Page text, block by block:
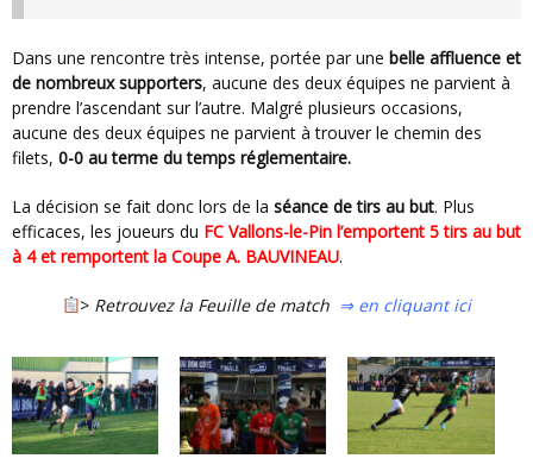
Dans une rencontre très intense, portée par une belle affluence et
de nombreux supporters, aucune des deux équipes ne parvient à
prendre l’ascendant sur l’autre. Malgré plusieurs occasions,
aucune des deux équipes ne parvient à trouver le chemin des
filets, 0-0 au terme du temps réglementaire.
La décision se fait donc lors de la séance de tirs au but. Plus
efficaces, les joueurs du FC Vallons-le-Pin l’emportent 5 tirs au but
à 4 et remportent la Coupe A. BAUVINEAU.
> Retrouvez la Feuille de match ⇒ en cliquant ici